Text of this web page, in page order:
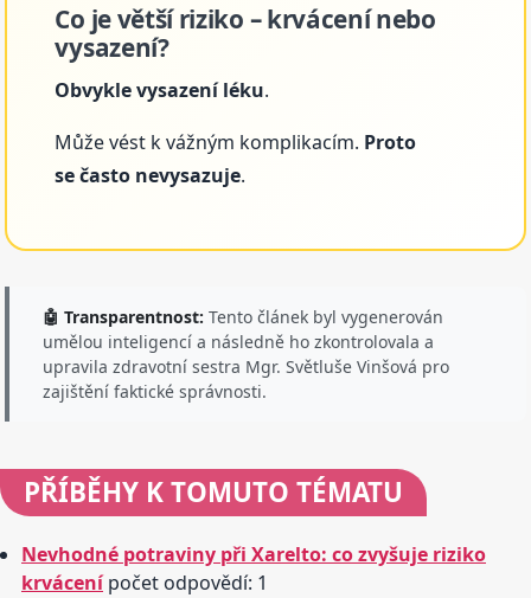
Co je větší riziko – krvácení nebo
vysazení?
Obvykle vysazení léku.
Může vést k vážným komplikacím. Proto
se často nevysazuje.
🤖 Transparentnost: Tento článek byl vygenerován
umělou inteligencí a následně ho zkontrolovala a
upravila zdravotní sestra Mgr. Světluše Vinšová pro
zajištění faktické správnosti.
PŘÍBĚHY K TOMUTO TÉMATU
Nevhodné potraviny při Xarelto: co zvyšuje riziko
krvácenípočet odpovědí: 1